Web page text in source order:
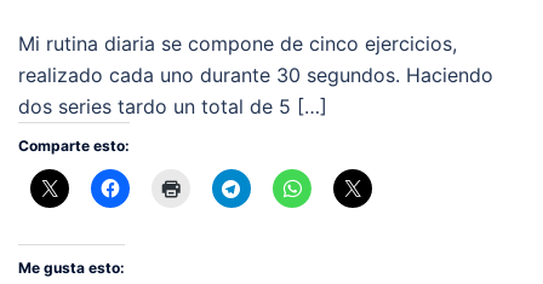
Mi rutina diaria se compone de cinco ejercicios,
realizado cada uno durante 30 segundos. Haciendo
dos series tardo un total de 5 […]
Comparte esto:
Me gusta esto: